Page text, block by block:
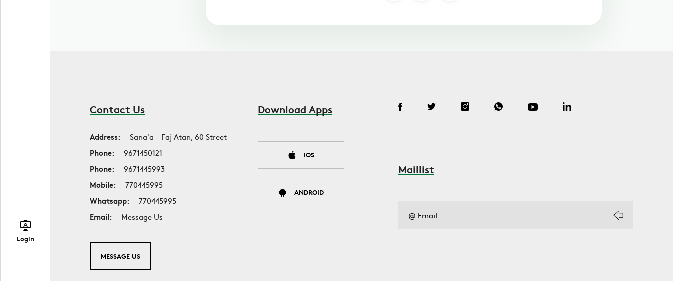
Login
Contact Us
Address:
Sana'a - Faj Atan, 60 Street
Phone:
9671450121
Phone:
9671445993
Mobile:
770445995
Whatsapp:
770445995
Email:
Message Us
MESSAGE US
Download Apps
IOS
ANDROID
Maillist